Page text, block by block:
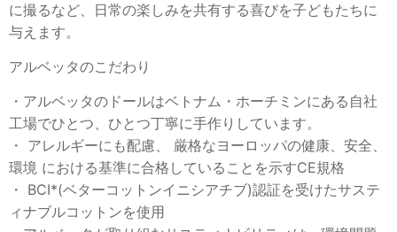
に撮るなど、日常の楽しみを共有する喜びを子どもたちに
与えます。
アルベッタのこだわり
・アルベッタのドールはベトナム・ホーチミンにある自社
工場でひとつ、ひとつ丁寧に手作りしています。
・ アレルギーにも配慮、 厳格なヨーロッパの健康、安全、
環境 における基準に合格していることを示すCE規格
・ BCI*(ベターコットンイニシアチブ)認証を受けたサステ
ィナブルコットンを使用